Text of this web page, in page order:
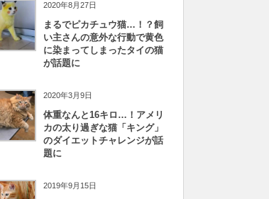
2020年8月27日
まるでピカチュウ猫…！？飼
い主さんの意外な行動で黄色
に染まってしまったタイの猫
が話題に
2020年3月9日
体重なんと16キロ…！アメリ
カの太り過ぎな猫「キング」
のダイエットチャレンジが話
題に
2019年9月15日